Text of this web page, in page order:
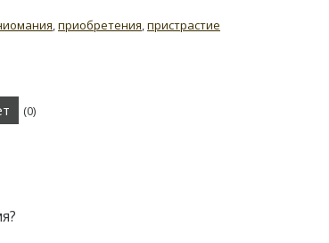
,приобретения,пристрастие
(0)